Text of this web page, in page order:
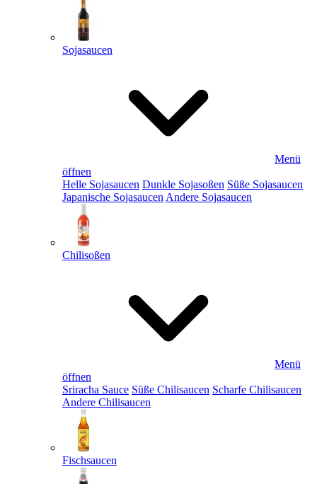
Sojasaucen
Menü
öffnen
Helle Sojasaucen Dunkle Sojasoßen Süße Sojasaucen
Japanische Sojasaucen Andere Sojasaucen
Chilisoßen
Menü
öffnen
Sriracha Sauce Süße Chilisaucen Scharfe Chilisaucen
Andere Chilisaucen
Fischsaucen